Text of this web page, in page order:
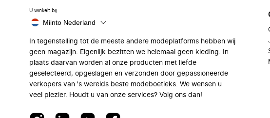
U winkelt bij
Miinto Nederland
In tegenstelling tot de meeste andere modeplatforms hebben wij
geen magazijn. Eigenlijk bezitten we helemaal geen kleding. In
plaats daarvan worden al onze producten met liefde
geselecteerd, opgeslagen en verzonden door gepassioneerde
verkopers van 's werelds beste modeboetieks. We wensen u
veel plezier. Houdt u van onze services? Volg ons dan!